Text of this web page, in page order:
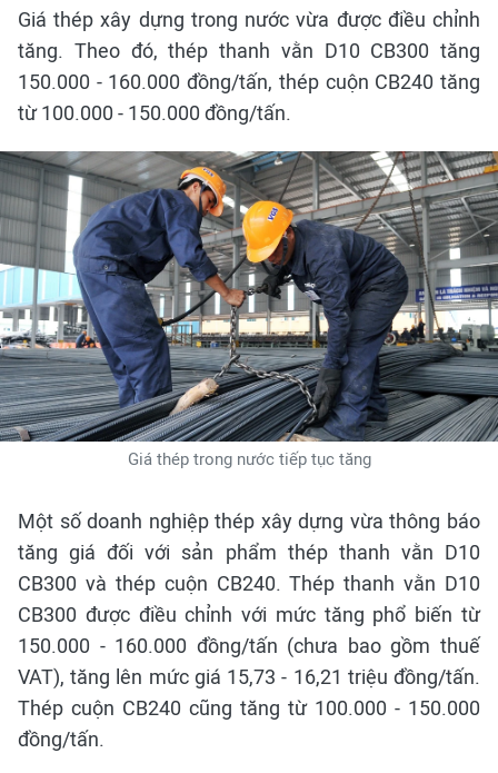
Giá thép xây dựng trong nước vừa được điều chỉnh
tăng. Theo đó, thép thanh vằn D10 CB300 tăng
150.000 - 160.000 đồng/tấn, thép cuộn CB240 tăng
từ 100.000 - 150.000 đồng/tấn.
Giá thép trong nước tiếp tục tăng
Một số doanh nghiệp thép xây dựng vừa thông báo
tăng giá đối với sản phẩm thép thanh vằn D10
CB300 và thép cuộn CB240. Thép thanh vằn D10
CB300 được điều chỉnh với mức tăng phổ biến từ
150.000 - 160.000 đồng/tấn (chưa bao gồm thuế
VAT), tăng lên mức giá 15,73 - 16,21 triệu đồng/tấn.
Thép cuộn CB240 cũng tăng từ 100.000 - 150.000
đồng/tấn.